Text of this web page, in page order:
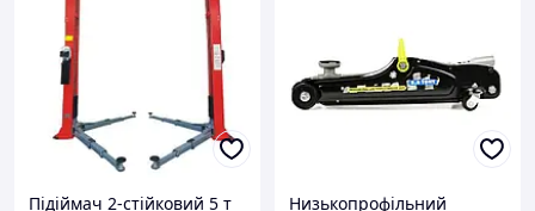
Підіймач 2-стійковий 5 т
Низькопрофільний